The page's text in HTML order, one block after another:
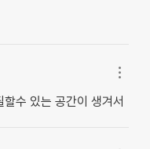
수 있는 공간이 생겨서